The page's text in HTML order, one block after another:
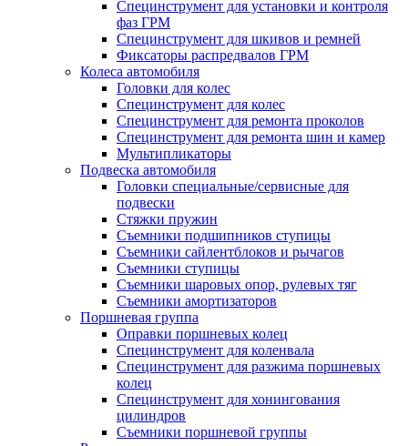
Специнструмент для установки и контроля
фаз ГРМ
Специнструмент для шкивов и ремней
Фиксаторы распредвалов ГРМ
Колеса автомобиля
Головки для колес
Специнструмент для колес
Специнструмент для ремонта проколов
Специнструмент для ремонта шин и камер
Мультипликаторы
Подвеска автомобиля
Головки специальные/сервисные для
подвески
Стяжки пружин
Съемники подшипников ступицы
Съемники сайлентблоков и рычагов
Съемники ступицы
Съемники шаровых опор, рулевых тяг
Съемники амортизаторов
Поршневая группа
Оправки поршневых колец
Специнструмент для коленвала
Специнструмент для разжима поршневых
колец
Специнструмент для хонингования
цилиндров
Съемники поршневой группы